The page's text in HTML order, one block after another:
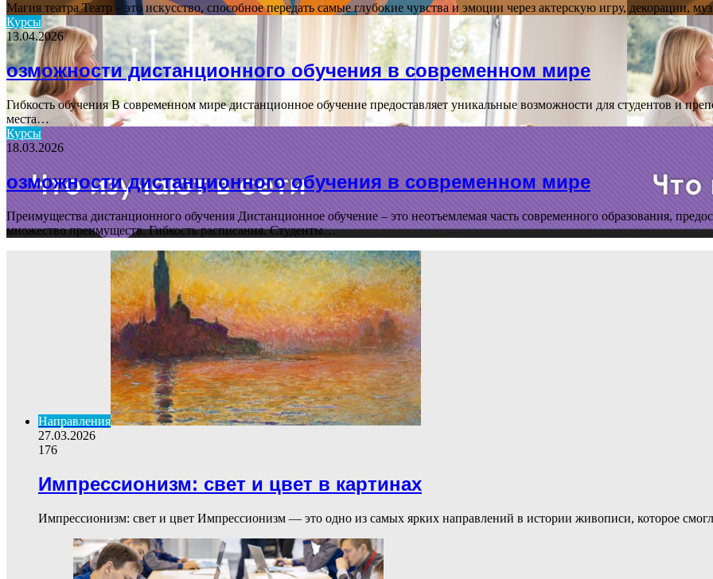
Магия театра Театр – это искусство, способное передать самые глубокие чувства и эмоции через актерскую игру, декорации,
Курсы
13.04.2026
озможности дистанционного обучения в современном мире
Гибкость обучения В современном мире дистанционное обучение предоставляет уникальные возможности для студентов и
места…
Курсы
18.03.2026
озможности дистанционного обучения в современном мире
Преимущества дистанционного обучения Дистанционное обучение – это неотъемлемая часть современного образования,
множество преимуществ. Гибкость расписания. Студенты…
Направления
27.03.2026
176
Импрессионизм: свет и цвет в картинах
Импрессионизм: свет и цвет Импрессионизм — это одно из самых ярких направлений в истории живописи, которое